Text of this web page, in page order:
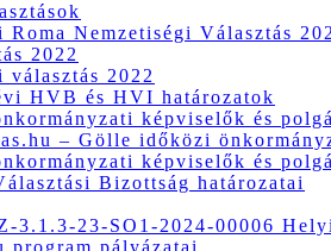
Roma Nemzetiségi Választás
2022
választás 2022
HVB és HVI határozatok
képviselők és
– Gölle időközi
képviselők és
Bizottság határozatai
3.1.3-23-SO1-2024-00006
program pályázatai